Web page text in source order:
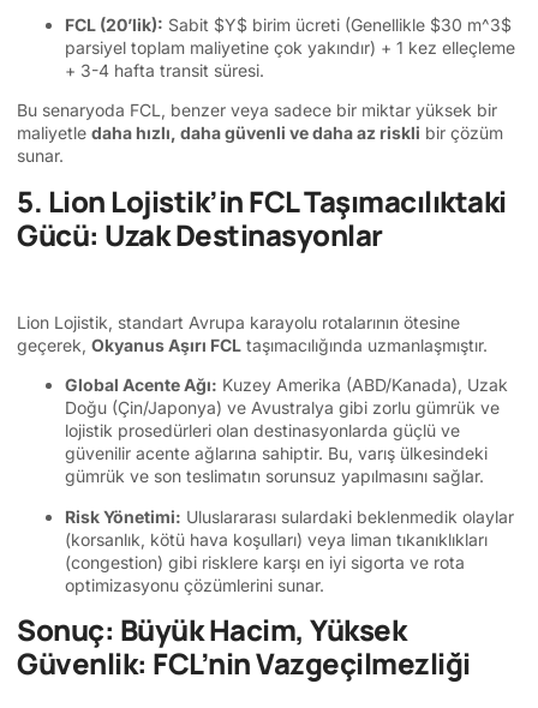
FCL (20’lik): Sabit $Y$ birim ücreti (Genellikle $30 m^3$
parsiyel toplam maliyetine çok yakındır) + 1 kez elleçleme
+ 3-4 hafta transit süresi.
Bu senaryoda FCL, benzer veya sadece bir miktar yüksek bir
maliyetle daha hızlı, daha güvenli ve daha az riskli bir çözüm
sunar.
5. Lion Lojistik’in FCL Taşımacılıktaki
Gücü: Uzak Destinasyonlar
Lion Lojistik, standart Avrupa karayolu rotalarının ötesine
geçerek, Okyanus Aşırı FCL taşımacılığında uzmanlaşmıştır.
Global Acente Ağı: Kuzey Amerika (ABD/Kanada), Uzak
Doğu (Çin/Japonya) ve Avustralya gibi zorlu gümrük ve
lojistik prosedürleri olan destinasyonlarda güçlü ve
güvenilir acente ağlarına sahiptir. Bu, varış ülkesindeki
gümrük ve son teslimatın sorunsuz yapılmasını sağlar.
Risk Yönetimi: Uluslararası sulardaki beklenmedik olaylar
(korsanlık, kötü hava koşulları) veya liman tıkanıklıkları
(congestion) gibi risklere karşı en iyi sigorta ve rota
optimizasyonu çözümlerini sunar.
Sonuç: Büyük Hacim, Yüksek
Güvenlik: FCL’nin Vazgeçilmezliği